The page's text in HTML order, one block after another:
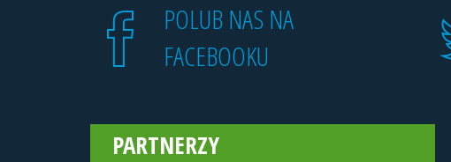
POLUB NAS NA
FACEBOOKU
PARTNERZY